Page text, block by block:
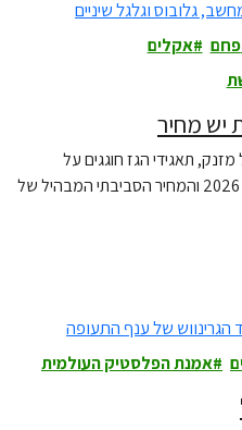
פחם
אקלים
יש מחיר
תאגידי הגז חוגגים על
חשבוננו: גלו את האמת מאחורי גזירות 2026 והמחיר הסביבתי המבהיל של
אמנת הפלסטיק העולמית